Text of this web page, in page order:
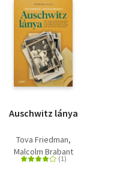
Auschwitz lánya
Tova Friedman
Malcolm Brabant